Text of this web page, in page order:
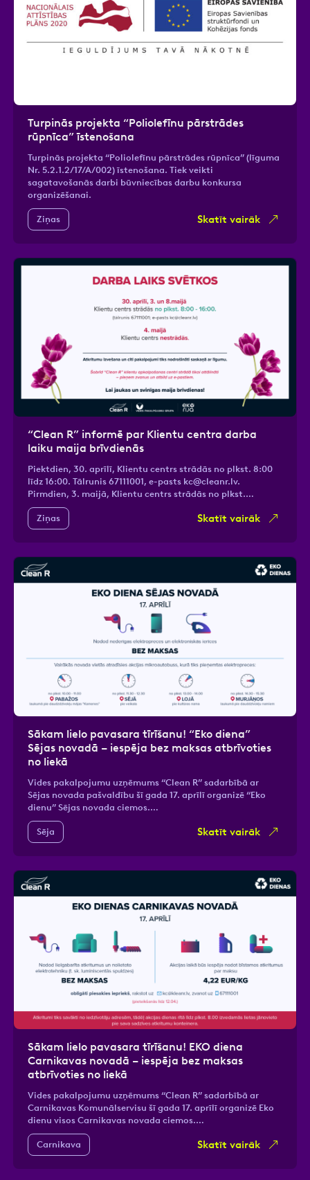
Turpinās projekta “Poliolefīnu pārstrādes
rūpnīca” īstenošana
Turpinās projekta “Poliolefīnu pārstrādes rūpnīca” (līguma
Nr. 5.2.1.2/17/A/002) īstenošana. Tiek veikti
sagatavošanās darbi būvniecības darbu konkursa
organizēšanai.
Ziņas Skatīt vairāk
“Clean R” informē par Klientu centra darba
laiku maija brīvdienās
Piektdien, 30. aprīlī, Klientu centrs strādās no plkst. 8:00
līdz 16:00. Tālrunis 67111001, e-pasts kc@cleanr.lv.
Pirmdien, 3. maijā, Klientu centrs strādās no plkst.…
Ziņas Skatīt vairāk
Sākam lielo pavasara tīrīšanu! “Eko diena”
Sējas novadā – iespēja bez maksas atbrīvoties
no liekā
Vides pakalpojumu uzņēmums “Clean R” sadarbībā ar
Sējas novada pašvaldību šī gada 17. aprīlī organizē “Eko
dienu” Sējas novada ciemos.…
Sēja Skatīt vairāk
Sākam lielo pavasara tīrīšanu! EKO diena
Carnikavas novadā – iespēja bez maksas
atbrīvoties no liekā
Vides pakalpojumu uzņēmums “Clean R” sadarbībā ar
Carnikavas Komunālservisu šī gada 17. aprīlī organizē Eko
dienu visos Carnikavas novada ciemos.…
Carnikava Skatīt vairāk